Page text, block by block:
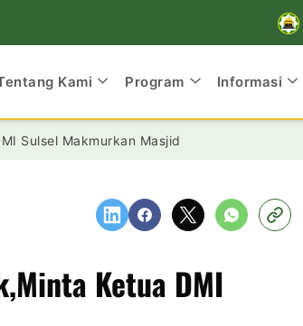
Kami Program Informasi
Sulsel Makmurkan Masjid
Ketua DMI